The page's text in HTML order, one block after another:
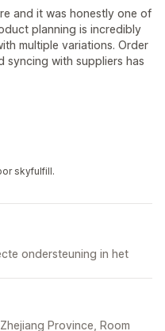
and it was honestly one of
planning is incredibly
multiple variations. Order
syncing with suppliers has
skyfulfill.
ondersteuning in het
Province, Room